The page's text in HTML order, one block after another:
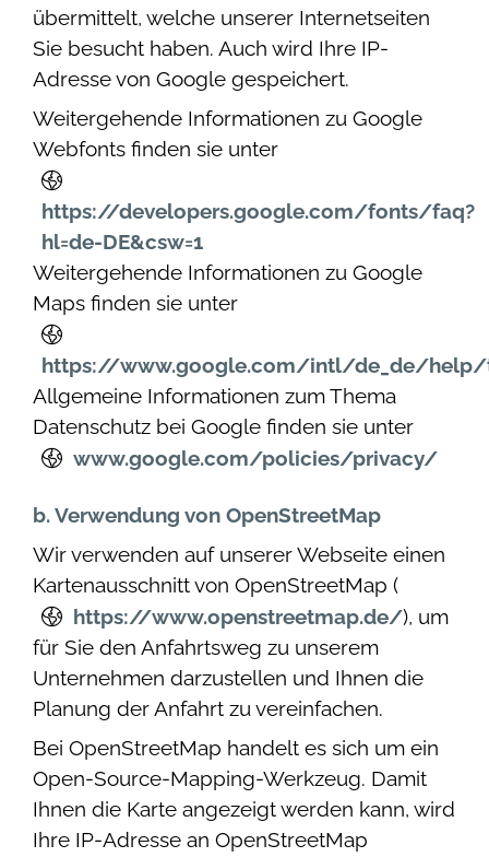
übermittelt, welche unserer Internetseiten
Sie besucht haben. Auch wird Ihre IP-
Adresse von Google gespeichert.
Weitergehende Informationen zu Google
Webfonts finden sie unter
https://developers.google.com/fonts/faq?
hl=de-DE&csw=1
Weitergehende Informationen zu Google
Maps finden sie unter
https://www.google.com/intl/de_de/help/
Allgemeine Informationen zum Thema
Datenschutz bei Google finden sie unter
www.google.com/policies/privacy/
b. Verwendung von OpenStreetMap
Wir verwenden auf unserer Webseite einen
Kartenausschnitt von OpenStreetMap (
https://www.openstreetmap.de/), um
für Sie den Anfahrtsweg zu unserem
Unternehmen darzustellen und Ihnen die
Planung der Anfahrt zu vereinfachen.
Bei OpenStreetMap handelt es sich um ein
Open-Source-Mapping-Werkzeug. Damit
Ihnen die Karte angezeigt werden kann, wird
Ihre IP-Adresse an OpenStreetMap